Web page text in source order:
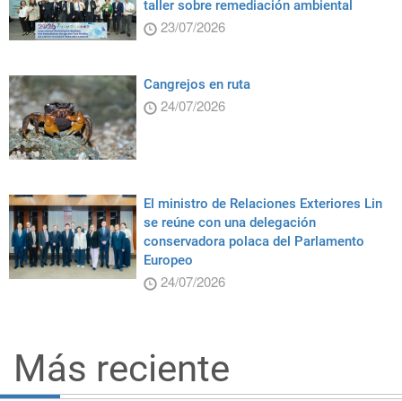
taller sobre remediación ambiental
23/07/2026
Cangrejos en ruta
24/07/2026
El ministro de Relaciones Exteriores Lin
se reúne con una delegación
conservadora polaca del Parlamento
Europeo
24/07/2026
Más reciente